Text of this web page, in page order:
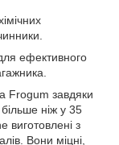
ефективного
Frogum завдяки
ніж у 35
виготовлені з
Вони міцні,